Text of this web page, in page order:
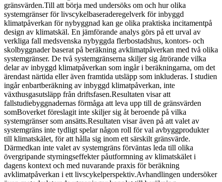
gränsvärden.Till att börja med undersöks om och hur olika
systemgränser för livscykelbaseraderegelverk för inbyggd
klimatpåverkan för nybyggnad kan ge olika praktiska incitamentpå
design av klimatskäl. En jämförande analys görs på ett urval av
verkliga fall medsvenska nybyggda flerbostadshus, kontors- och
skolbyggnader baserat på beräkning avklimatpåverkan med två olika
systemgränser. De två systemgränserna skiljer sig åtrörande vilka
delar av inbyggd klimatpåverkan som ingår i beräkningarna, om det
ärendast närtida eller även framtida utsläpp som inkluderas. I studien
ingår enbartberäkning av inbyggd klimatpåverkan, inte
växthusgasutsläpp från driftsfasen.Resultaten visar att
fallstudiebyggnadernas förmåga att leva upp till de gränsvärden
somBoverket föreslagit inte skiljer sig åt beroende på vilka
systemgränser som ansätts.Resultaten visar även på att valet av
systemgräns inte tydligt spelar någon roll för val avbyggprodukter
till klimatskälet, för att hålla sig inom ett särskilt gränsvärde.
Därmedkan inte valet av systemgräns förväntas leda till olika
övergripande styrningseffekter påutformning av klimatskälet i
dagens kontext och med nuvarande praxis för beräkning
avklimatpåverkan i ett livscykelperspektiv.Avhandlingen undersöker